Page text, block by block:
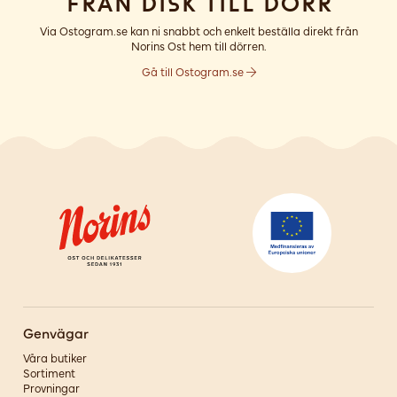
Via Ostogram.se kan ni snabbt och enkelt beställa direkt från
Norins Ost hem till dörren.
Gå till Ostogram.se
Genvägar
Våra butiker
Sortiment
Provningar